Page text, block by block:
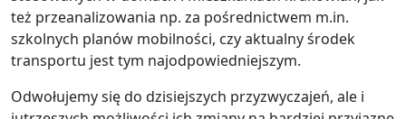
też przeanalizowania np. za pośrednictwem m.in.
szkolnych planów mobilności, czy aktualny środek
transportu jest tym najodpowiedniejszym.
Odwołujemy się do dzisiejszych przyzwyczajeń, ale i